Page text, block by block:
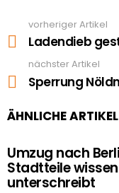
more
vorheriger Artikel
Ladendieb
nächster Artikel
Sperrung
ÄHNLICHE
Umzug nach
Stadtteile
unterschreibt